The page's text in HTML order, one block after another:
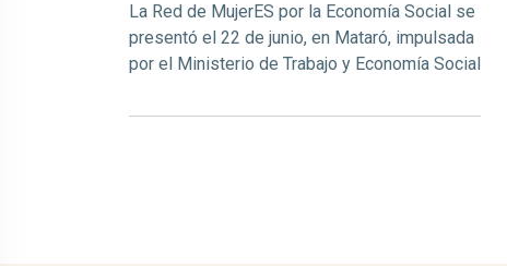
La Red de MujerES por la Economía Social se
presentó el 22 de junio, en Mataró, impulsada
por el Ministerio de Trabajo y Economía Social